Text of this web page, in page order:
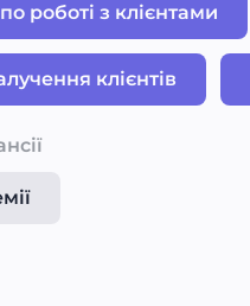
роботі з клієнтами
клієнтів